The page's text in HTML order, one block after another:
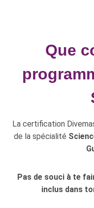
Que
La certification
de la spécialité
Pas de souci à te
inclus dans